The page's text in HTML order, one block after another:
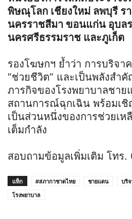
พิษณุโลก เชียงใหม่ ลพบุรี ร
นครราชสีมา ขอนแก่น อุบล
นครศรีธรรมราช และภูเก็ต
รองโฆษกฯ ย้ำว่า การบริจา
“ช่วยชีวิต” และเป็นพลังสำ
ภารกิจของโรงพยาบาลชาย
สถานการณ์ฉุกเฉิน พร้อมเ
เป็นส่วนหนึ่งของการช่วยเห
เต็มกำลัง
สอบถามข้อมูลเพิ่มเติม โทร
แท็ก #สภากาชาดไทย ชายแดน บริ
โรงพยาบาล